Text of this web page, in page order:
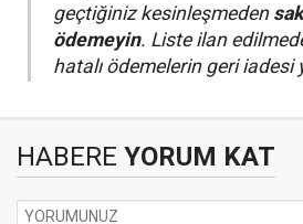
geçtiğiniz kesinleşmeden
ödemeyin. Liste ilan
hatalı ödemelerin geri iadesi
HABERE YORUM KAT